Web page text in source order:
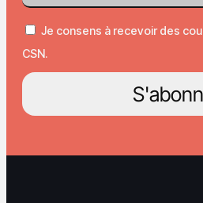
Je consens à recevoir des
CSN.